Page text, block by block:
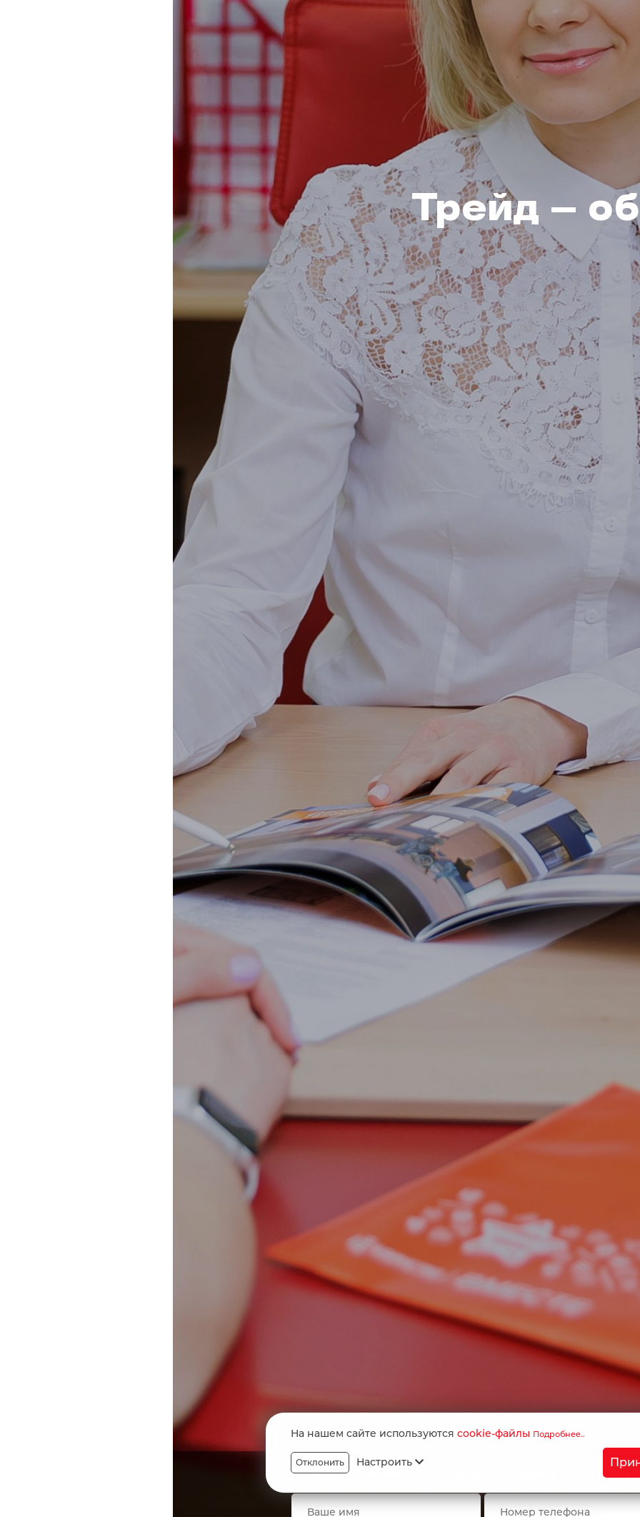
Трейд –
Сделайте мечту на шаг ближе.
Остались
Тема
Я не робот
на получение рекламной информации. Подробнее об обработке
отношении обработки персональных данных
Недвижимость
Группа Компаний «ЕДИНСТВО» © 2026.Старая версия сайта
На нашем сайте используются cookie-файлы Подробнее..
Отклонить Настроить